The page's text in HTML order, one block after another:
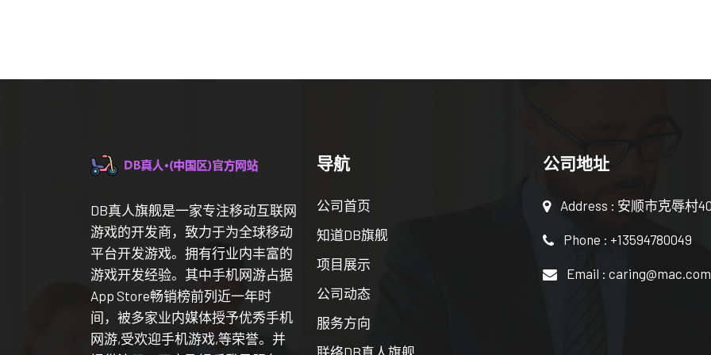
DB真人旗舰是一家专注移动互联网
游戏的开发商，致力于为全球移动
平台开发游戏。拥有行业内丰富的
游戏开发经验。其中手机网游占据
App Store畅销榜前列近一年时
间，被多家业内媒体授予优秀手机
网游,受欢迎手机游戏,等荣誉。并
导航
公司首页
知道DB旗舰
项目展示
公司动态
服务方向
联络DB真人旗舰
公司地址
Address : 安顺市克辱村
Phone : +13594780049
Email : caring@mac.com